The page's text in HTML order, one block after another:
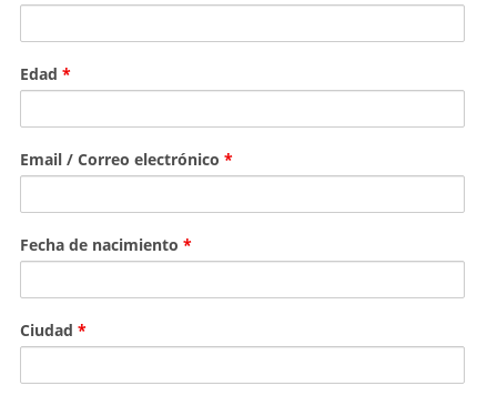
Edad *
Email / Correo electrónico *
Fecha de nacimiento *
Ciudad *